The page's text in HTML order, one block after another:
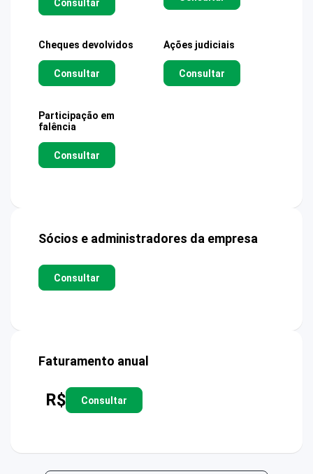
Consultar
Cheques devolvidos
Consultar
Ações judiciais
Consultar
Participação em
falência
Consultar
Sócios e administradores da empresa
Consultar
Faturamento anual
R$ Consultar